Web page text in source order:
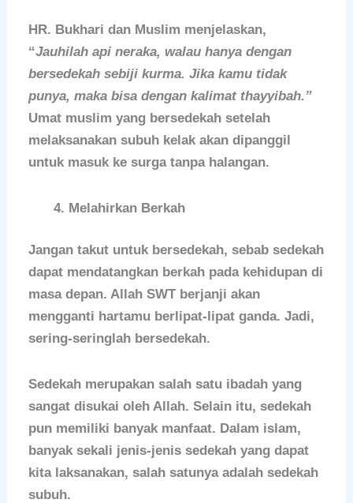
HR. Bukhari dan Muslim menjelaskan,
“Jauhilah api neraka, walau hanya dengan
bersedekah sebiji kurma. Jika kamu tidak
punya, maka bisa dengan kalimat thayyibah.”
Umat muslim yang bersedekah setelah
melaksanakan subuh kelak akan dipanggil
untuk masuk ke surga tanpa halangan.
Melahirkan Berkah
Jangan takut untuk bersedekah, sebab sedekah
dapat mendatangkan berkah pada kehidupan di
masa depan. Allah SWT berjanji akan
mengganti hartamu berlipat-lipat ganda. Jadi,
sering-seringlah bersedekah.
Sedekah merupakan salah satu ibadah yang
sangat disukai oleh Allah. Selain itu, sedekah
pun memiliki banyak manfaat. Dalam islam,
banyak sekali jenis-jenis sedekah yang dapat
kita laksanakan, salah satunya adalah sedekah
subuh.